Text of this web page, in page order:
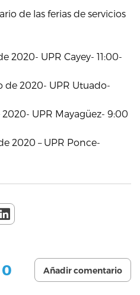
de las ferias de servicios
2020- UPR Cayey- 11:00-
de 2020- UPR Utuado-
UPR Mayagüez- 9:00
2020 – UPR Ponce-
0 Añadir comentario